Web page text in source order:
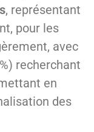
, représentant
pour les
avec
recherchant
en
des